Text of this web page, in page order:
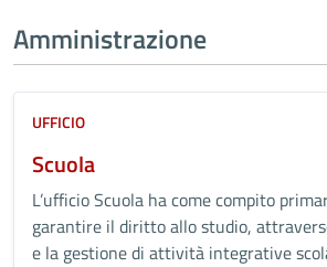
Amministrazione
UFFICIO
Scuola
L’ufficio Scuola ha come compito
garantire il diritto allo studio,
e la gestione di attività integrative